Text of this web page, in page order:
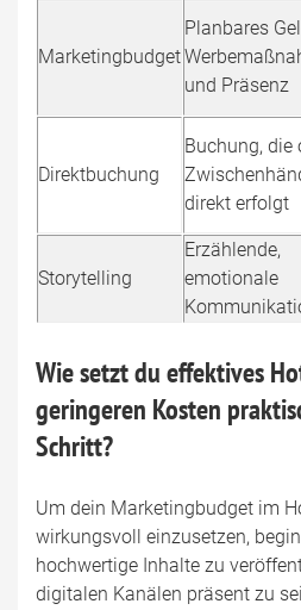
Marketingbudget
Planbares
und Präsenz
Direktbuchung
Buchung, die
direkt erfolgt
Storytelling
Erzählende,
emotionale
Wie setzt du effektives
geringeren Kosten
Schritt?
Um dein Marketingbudget im
wirkungsvoll einzusetzen,
hochwertige Inhalte zu
digitalen Kanälen präsent zu